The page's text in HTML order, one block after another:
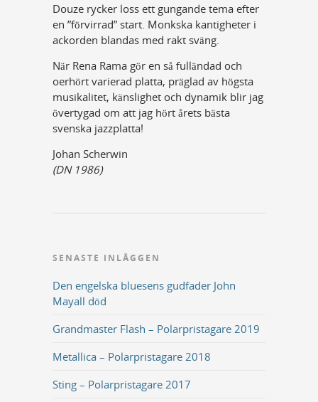
Douze rycker loss ett gungande tema efter
en ”förvirrad” start. Monkska kantigheter i
ackorden blandas med rakt sväng.
När Rena Rama gör en så fulländad och
oerhört varierad platta, präglad av högsta
musikalitet, känslighet och dynamik blir jag
övertygad om att jag hört årets bästa
svenska jazzplatta!
Johan Scherwin
(DN 1986)
SENASTE INLÄGGEN
Den engelska bluesens gudfader John
Mayall död
Grandmaster Flash – Polarpristagare 2019
Metallica – Polarpristagare 2018
Sting – Polarpristagare 2017